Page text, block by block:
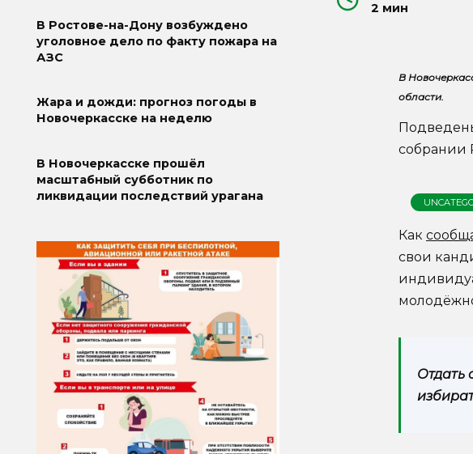
2 мин
В
области.
собрании
Как
свои
Отдать
В Ростове-на-Дону возбуждено
уголовное дело по факту пожара на
АЗС
Жара и дожди: прогноз погоды в
Новочеркасске на неделю
В Новочеркасске прошёл
масштабный субботник по
ликвидации последствий урагана